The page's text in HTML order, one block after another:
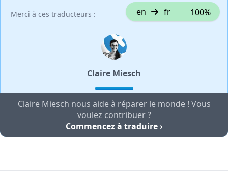
Merci à ces traducteurs : en fr 100%
Claire Miesch
Claire Miesch nous aide à réparer le monde ! Vous
voulez contribuer ?
Commencez à traduire ›